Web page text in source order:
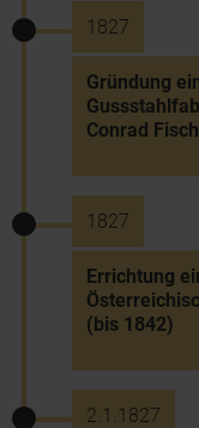
1827
Gründung
Conrad
1827
Errichtung
(bis 1842)
2.1.1827